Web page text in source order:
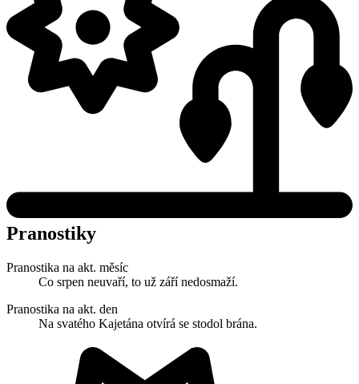
Pranostiky
Pranostika na akt. měsíc
Co srpen neuvaří, to už září nedosmaží.
Pranostika na akt. den
Na svatého Kajetána otvírá se stodol brána.